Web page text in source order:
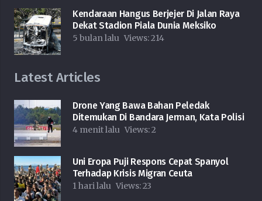
Kendaraan Hangus Berjejer Di Jalan Raya
Dekat Stadion Piala Dunia Meksiko
5 bulan lalu Views:214
Latest Articles
Drone Yang Bawa Bahan Peledak
Ditemukan Di Bandara Jerman, Kata Polisi
4 menit lalu Views:2
Uni Eropa Puji Respons Cepat Spanyol
Terhadap Krisis Migran Ceuta
1 hari lalu Views:23